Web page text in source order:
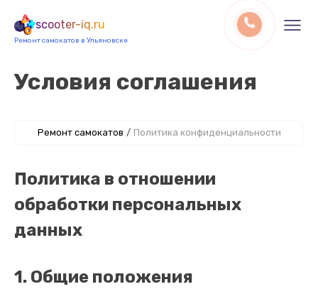
scooter-iq.ru
Ремонт самокатов в Ульяновске
Условия соглашения
Ремонт самокатов / Политика конфиденциальности
Политика в отношении
обработки персональных
данных
1. Общие положения